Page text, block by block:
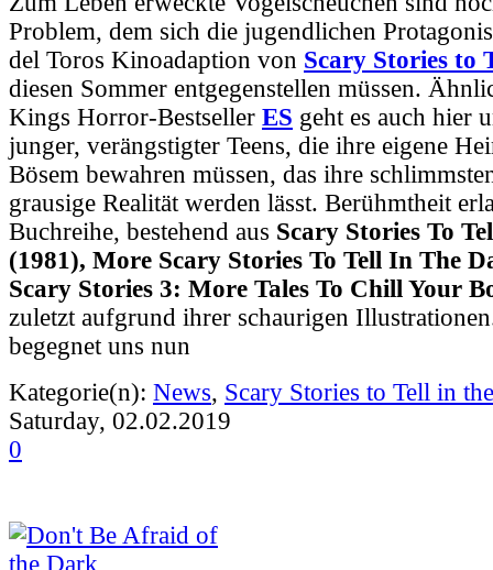
Problem, dem sich die jugendlichen
del Toros Kinoadaption von Scary Stories to
diesen Sommer entgegenstellen müssen.
Kings Horror-Bestseller ES geht es auch hier
junger, verängstigter Teens, die ihre eigene
Bösem bewahren müssen, das ihre
grausige Realität werden lässt. Berühmtheit
Buchreihe, bestehend aus Scary Stories To
(1981), More Scary Stories To Tell In The
Scary Stories 3: More Tales To Chill Your
zuletzt aufgrund ihrer schaurigen
begegnet uns nun
Kategorie(n): News, Scary Stories to Tell in
Saturday, 02.02.2019
0